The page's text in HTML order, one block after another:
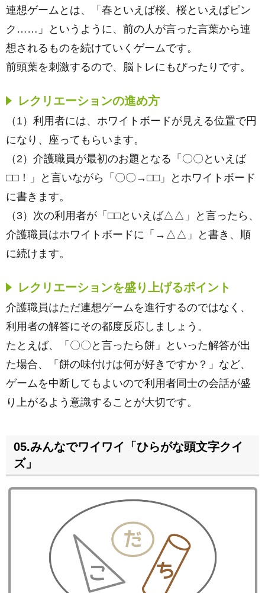
連想ゲームとは、「春といえば桜、桜といえばピン
ク……」というように、前の人が言った言葉から連
想されるものを続けていくゲームです。
前頭葉を刺激するので、脳トレにもぴったりです。
レクリエーションの進め方
（1）利用者には、ホワイトボードが見える位置で円
になり、座ってもらいます。
（2）介護職員が最初のお題となる「〇〇といえば
□□！」と言いながら「〇〇→□□」とホワイトボード
に書きます。
（3）次の利用者が「□□といえば△△」と言ったら、
介護職員はホワイトボードに「→△△」と書き、順
に続けます。
レクリエーションを盛り上げるポイント
介護職員はただ連想ゲームを進行するのではなく、
利用者の解答にその都度反応しましょう。
たとえば、「〇〇と言ったら餅」といった解答が出
た場合、「餅の味付けは何が好きですか？」など、
ゲームを中断してもよいので利用者同士の会話が盛
り上がるよう意識することが大切です。
05.みんなでワイワイ「ひらがな頭文字クイ
ズ」